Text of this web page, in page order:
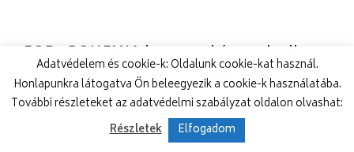
2FOR2 BOHEMIA boros pohár 45 cl 2db
Cikkszám: 416090
Gyártó: Crystal Bohemia
Adatvédelem és cookie-k: Oldalunk cookie-kat használ.
Honlapunkra látogatva Ön beleegyezik a cookie-k használatába.
További részleteket az adatvédelmi szabályzat oldalon olvashat:
Részletek
Elfogadom